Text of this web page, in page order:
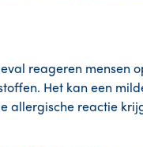
reageren mensen
Het kan een
allergische reactie